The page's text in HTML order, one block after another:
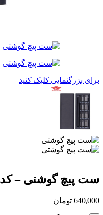
برای بزرگنمایی کلیک کنید
ست پیچ گوشتی – کد 3548
640,000 تومان